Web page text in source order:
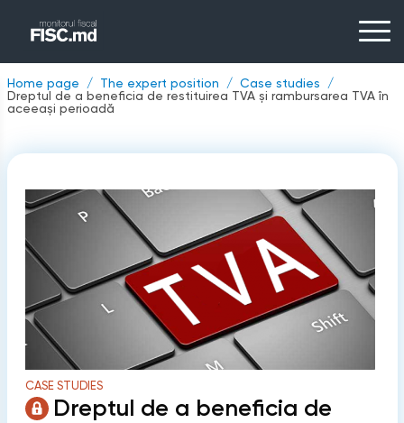
Home page The expert position
Case studies
Dreptul de a beneficia de restituirea TVA și rambursarea TVA în
aceeași perioadă
CASE STUDIES
Dreptul de a beneficia de